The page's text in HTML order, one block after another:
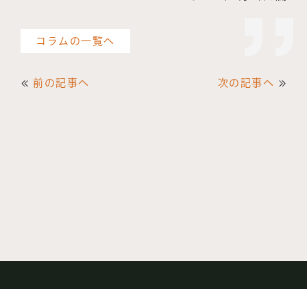
前の記事へ
コラムの一覧へ
次の記事へ